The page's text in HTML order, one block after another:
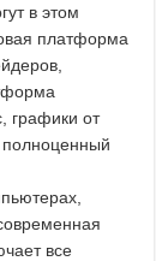
в этом
платформа
графики от
все